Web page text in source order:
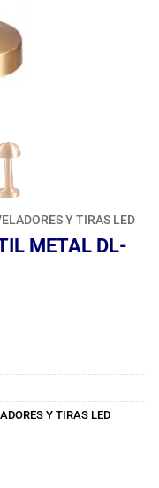
Y TIRAS LED
METAL DL-
Y TIRAS LED